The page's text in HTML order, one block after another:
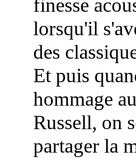
finesse
lorsqu'il
des
Et puis
hommage
Russell, on
partager la